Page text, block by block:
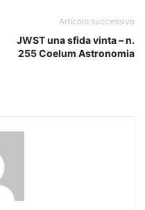
Articolo successivo
JWST una sfida vinta – n.
255 Coelum Astronomia